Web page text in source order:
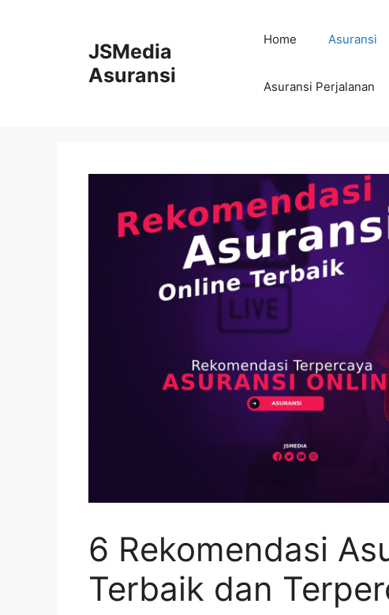
JSMedia
Asuransi
Home Asuransi
Asuransi Perjalanan
6 Rekomendasi
Terbaik dan